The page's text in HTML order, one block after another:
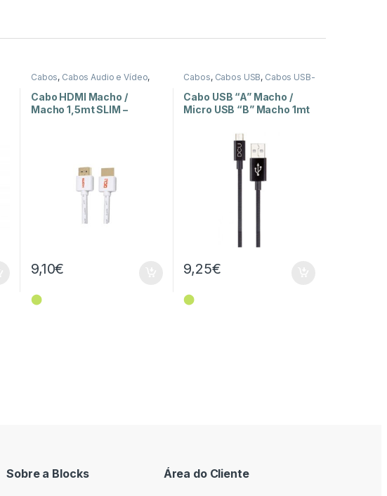
Cabos, Cabos Áudio e Vídeo,
Cabo HDMI Macho /
Macho 1,5mt SLIM –
9,10€
⬤
Cabos, Cabos USB, Cabos USB-
Cabo USB “A” Macho /
Micro USB “B” Macho 1mt
9,25€
⬤
Sobre a Blocks Área do Cliente